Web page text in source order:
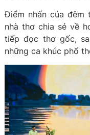
Điểm nhấn của đêm
nhà thơ chia sẻ về
tiếp đọc thơ gốc,
những ca khúc phổ